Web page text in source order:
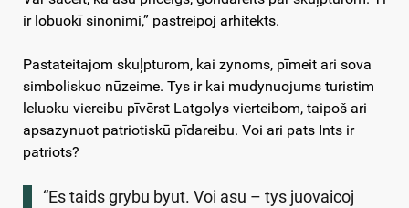
ir lobuokī sinonimi,” pastreipoj arhitekts.
Pastateitajom skuļpturom, kai zynoms, pīmeit ari sova
simboliskuo nūzeime. Tys ir kai mudynuojums turistim
leluoku viereibu pīvērst Latgolys vierteibom, taipoš ari
apsazynuot patriotiskū pīdareibu. Voi ari pats Ints ir
patriots?
“Es taids grybu byut. Voi asu – tys juovaicoj